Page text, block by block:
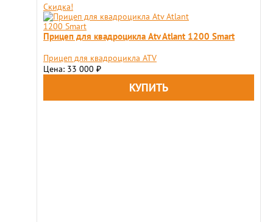
Скидка!
Прицеп для квадроцикла Atv Atlant 1200 Smart
Прицеп для квадроцикла ATV
Цена: 33 000 ₽